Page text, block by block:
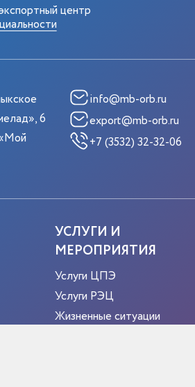
центр
6
info@mb-orb.ru
export@mb-orb.ru
+7 (3532) 32-32-06
УСЛУГИ И
МЕРОПРИЯТИЯ
Услуги ЦПЭ
Услуги РЭЦ
Жизненные ситуации